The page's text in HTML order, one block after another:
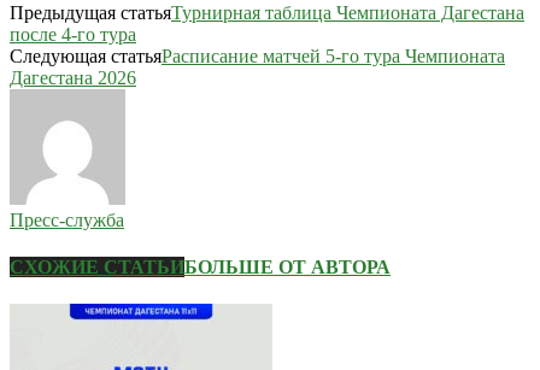
Предыдущая статьяТурнирная таблица Чемпионата Дагестана
после 4-го тура
Следующая статьяРасписание матчей 5-го тура Чемпионата
Дагестана 2026
Пресс-служба
СХОЖИЕ СТАТЬИБОЛЬШЕ ОТ АВТОРА